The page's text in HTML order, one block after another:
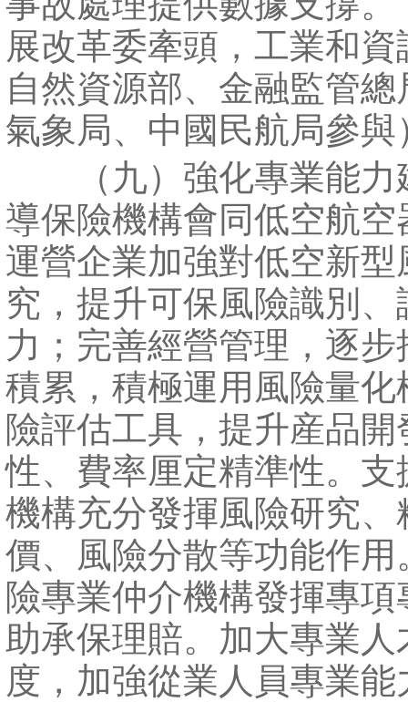
展改革委牽頭，工業和資
自然資源部、金融監管總
氣象局、中國民航局參與
（九）強化專業能力
導保險機構會同低空航空
運營企業加強對低空新型
究，提升可保風險識別、
力；完善經營管理，逐步
積累，積極運用風險量化
險評估工具，提升産品開
性、費率厘定精準性。支
機構充分發揮風險研究、
價、風險分散等功能作用
險專業仲介機構發揮專項
助承保理賠。加大專業人
度，加強從業人員專業能